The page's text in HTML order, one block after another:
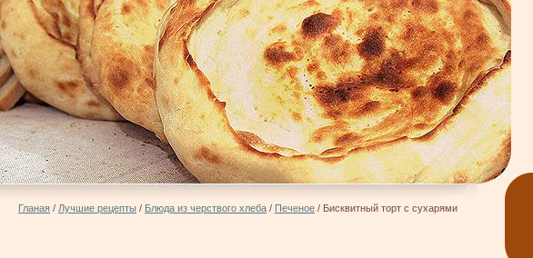
Гланая / Лучшие рецепты / Блюда из черствого хлеба / Печеное / Бисквитный торт с сухарями